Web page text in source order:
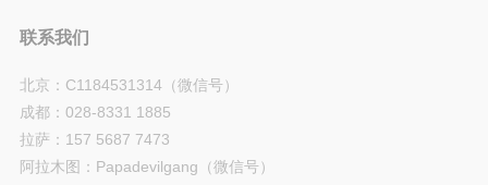
联系我们
北京：C1184531314（微信号）
成都：028-8331 1885
拉萨：157 5687 7473
阿拉木图：Papadevilgang（微信号）